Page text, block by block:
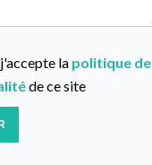
j'accepte la politique de
de ce site